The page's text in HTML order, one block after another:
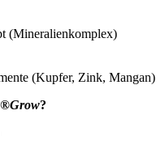
(Mineralienkomplex)
(Kupfer, Zink, Mangan)
?